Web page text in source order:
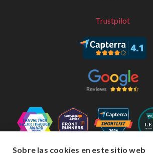
Trustpilot
Sobre las cookies en este sitio web